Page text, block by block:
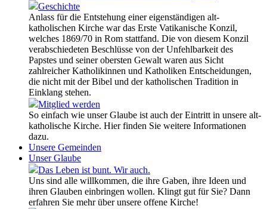
Geschichte
Anlass für die Entstehung einer eigenständigen alt-
katholischen Kirche war das Erste Vatikanische Konzil,
welches 1869/70 in Rom stattfand. Die von diesem Konzil
verabschiedeten Beschlüsse von der Unfehlbarkeit des
Papstes und seiner obersten Gewalt waren aus Sicht
zahlreicher Katholikinnen und Katholiken Entscheidungen,
die nicht mit der Bibel und der katholischen Tradition in
Einklang stehen.
Mitglied werden
So einfach wie unser Glaube ist auch der Eintritt in unsere alt-
katholische Kirche. Hier finden Sie weitere Informationen
dazu.
Unsere Gemeinden
Unser Glaube
Das Leben ist bunt. Wir auch.
Uns sind alle willkommen, die ihre Gaben, ihre Ideen und
ihren Glauben einbringen wollen. Klingt gut für Sie? Dann
erfahren Sie mehr über unsere offene Kirche!